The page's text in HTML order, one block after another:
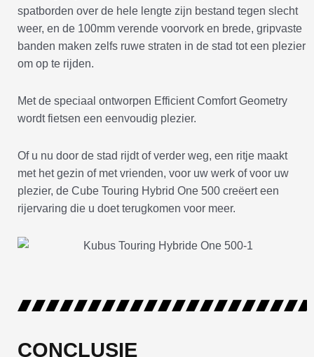
spatborden over de hele lengte zijn bestand tegen slecht
weer, en de 100mm verende voorvork en brede, gripvaste
banden maken zelfs ruwe straten in de stad tot een plezier
om op te rijden.
Met de speciaal ontworpen Efficient Comfort Geometry
wordt fietsen een eenvoudig plezier.
Of u nu door de stad rijdt of verder weg, een ritje maakt
met het gezin of met vrienden, voor uw werk of voor uw
plezier, de Cube Touring Hybrid One 500 creëert een
rijervaring die u doet terugkomen voor meer.
CONCLUSIE